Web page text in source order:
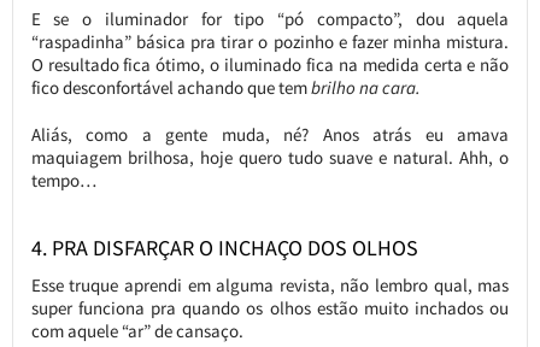
E se o iluminador for tipo “pó compacto”, dou aquela
“raspadinha” básica pra tirar o pozinho e fazer minha mistura.
O resultado fica ótimo, o iluminado fica na medida certa e não
fico desconfortável achando que tembrilho na cara.
Aliás, como a gente muda, né? Anos atrás eu amava
maquiagem brilhosa, hoje quero tudo suave e natural. Ahh, o
tempo…
4. PRA DISFARÇAR O INCHAÇO DOS OLHOS
Esse truque aprendi em alguma revista, não lembro qual, mas
super funciona pra quando os olhos estão muito inchados ou
com aquele “ar” de cansaço.